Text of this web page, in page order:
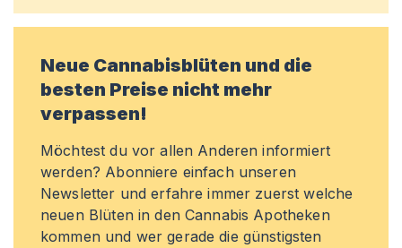
Neue Cannabisblüten und die
besten Preise nicht mehr
verpassen!
Möchtest du vor allen Anderen informiert
werden? Abonniere einfach unseren
Newsletter und erfahre immer zuerst welche
neuen Blüten in den Cannabis Apotheken
kommen und wer gerade die günstigsten